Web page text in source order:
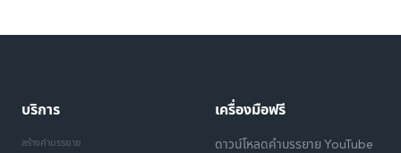
บริการ
สร้างคำบรรยาย
เครื่องมือฟรี
ดาวน์โหลดคำบรรยาย YouTube